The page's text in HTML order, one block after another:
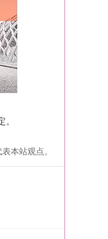
本站观点。